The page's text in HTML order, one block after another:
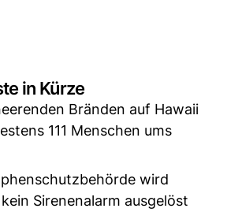
in Kürze
Bränden auf Hawaii
111 Menschen ums
wird
Sirenenalarm ausgelöst